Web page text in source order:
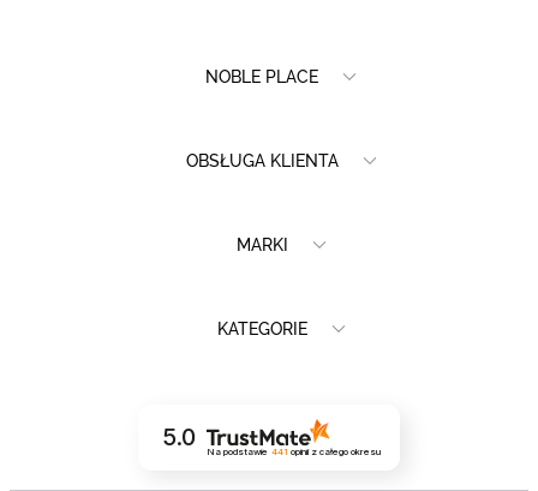
NOBLE PLACE
OBSŁUGA KLIENTA
MARKI
KATEGORIE
5.0
Na podstawie 441 opinii z całego okresu